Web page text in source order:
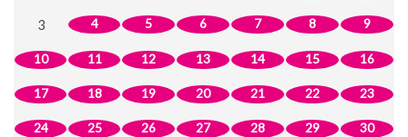
3 4 5 6 7 8 9
10 11 12 13 14 15 16
17 18 19 20 21 22 23
24 25 26 27 28 29 30